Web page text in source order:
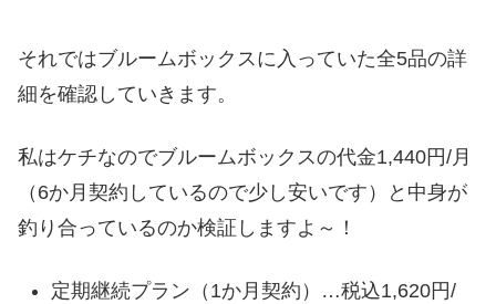
それではブルームボックスに入っていた全5品の詳
細を確認していきます。
私はケチなのでブルームボックスの代金1,440円/月
（6か月契約しているので少し安いです）と中身が
釣り合っているのか検証しますよ～！
定期継続プラン（1か月契約）…税込1,620円/